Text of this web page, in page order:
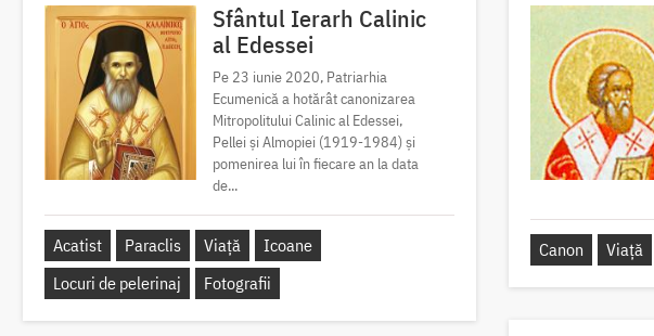
Sfântul Ierarh Calinic
al Edessei
Pe 23 iunie 2020, Patriarhia
Ecumenică a hotărât canonizarea
Mitropolitului Calinic al Edessei,
Pellei și Almopiei (1919-1984) și
pomenirea lui în fiecare an la data
de...
Acatist Paraclis Viață
Icoane
Locuri de pelerinaj
Fotografii
Canon Viață